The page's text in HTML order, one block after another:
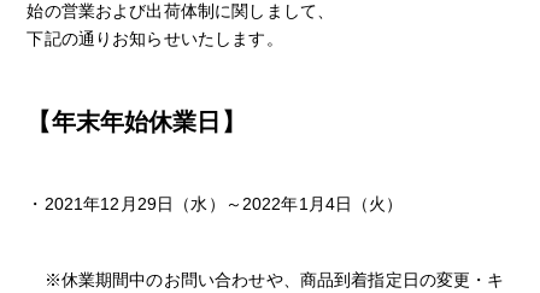
始の営業および出荷体制に関しまして、
下記の通りお知らせいたします。
【年末年始休業日】
・2021年12月29日（水）～2022年1月4日（火）
※休業期間中のお問い合わせや、商品到着指定日の変更・キ